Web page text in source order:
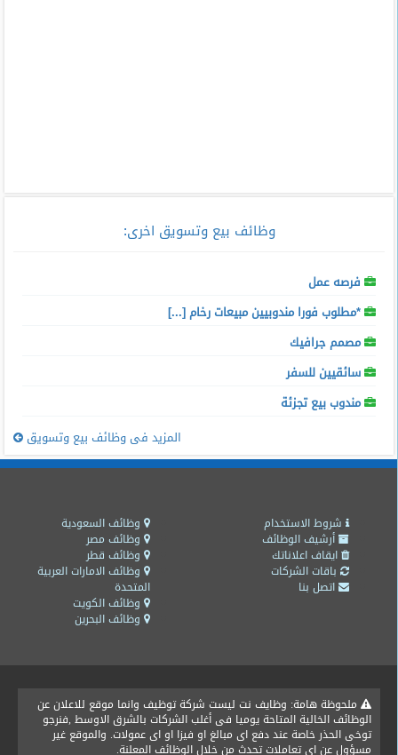
وظائف بيع وتسويق اخرى:
فرصه عمل
*مطلوب فورا مندوبيين مبيعات رخام [...]
مصمم جرافيك
سائقيين للسفر
مندوب بيع تجزئة
المزيد فى وظائف بيع وتسويق
وظائف السعودية
وظائف مصر
وظائف قطر
وظائف الامارات العربية
المتحدة
وظائف الكويت
وظائف البحرين
شروط الاستخدام
أرشيف الوظائف
ايقاف اعلاناتك
باقات الشركات
اتصل بنا
ملحوظة هامة: وظايف نت ليست شركة توظيف وانما موقع للاعلان عن
الوظائف الخالية المتاحة يوميا فى أغلب الشركات بالشرق الاوسط ,فنرجو
توخى الحذر خاصة عند دفع اى مبالغ او فيزا او اى عمولات. والموقع غير
مسؤول عن اى تعاملات تحدث من خلال الوظائف المعلنة.